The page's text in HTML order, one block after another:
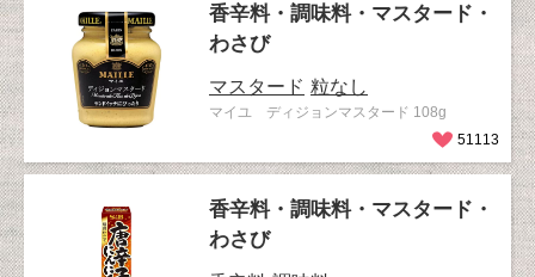
香辛料・調味料・マスタード・
わさび
マスタード 粒なし
マイユ ディジョンマスタード 108g
51113
香辛料・調味料・マスタード・
わさび